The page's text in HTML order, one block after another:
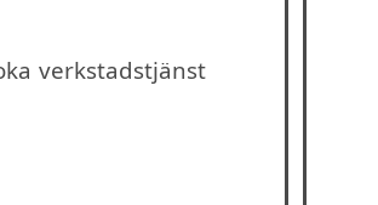
verkstadstjänst